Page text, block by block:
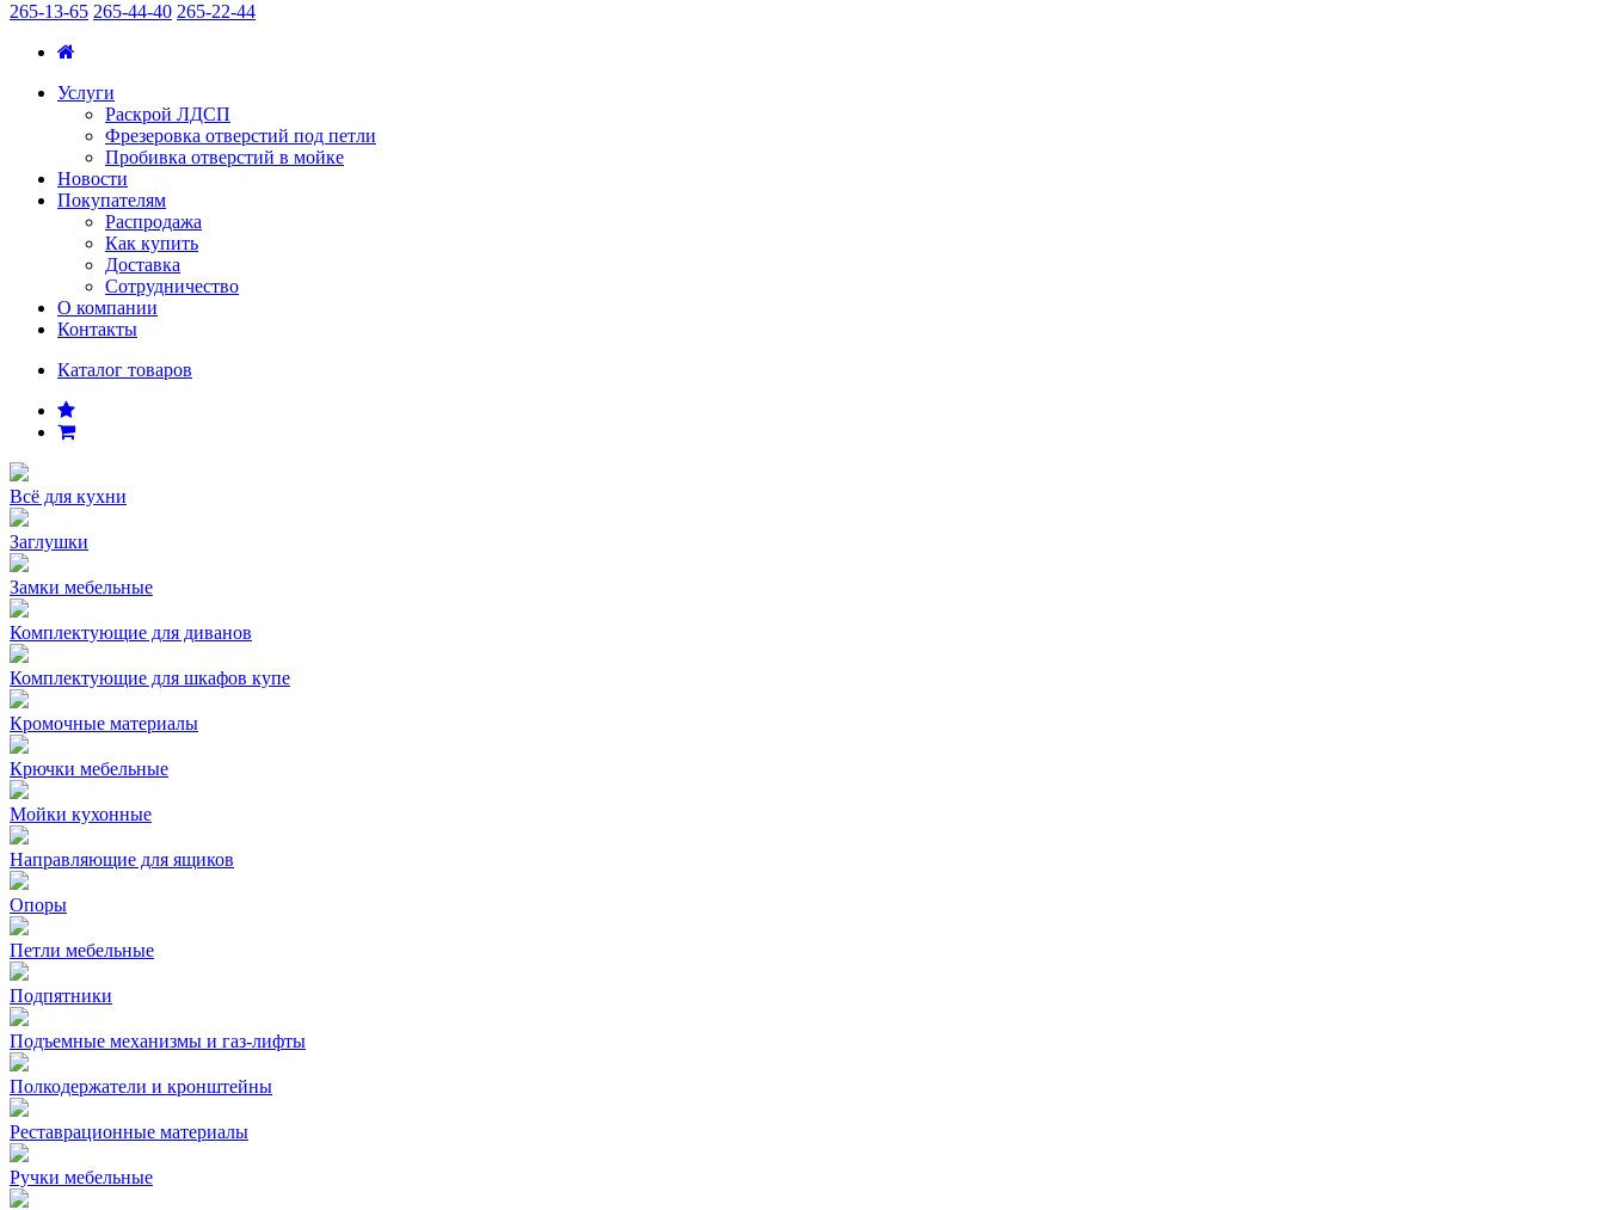
265-13-65 265-44-40 265-22-44
Услуги
Раскрой ЛДСП
Фрезеровка отверстий под петли
Пробивка отверстий в мойке
Новости
Покупателям
Распродажа
Как купить
Доставка
Сотрудничество
О компании
Контакты
Каталог товаров
Всё для кухни
Заглушки
Замки мебельные
Комплектующие для диванов
Комплектующие для шкафов купе
Кромочные материалы
Крючки мебельные
Мойки кухонные
Направляющие для ящиков
Опоры
Петли мебельные
Подпятники
Подъемные механизмы и газ-лифты
Полкодержатели и кронштейны
Реставрационные материалы
Ручки мебельные